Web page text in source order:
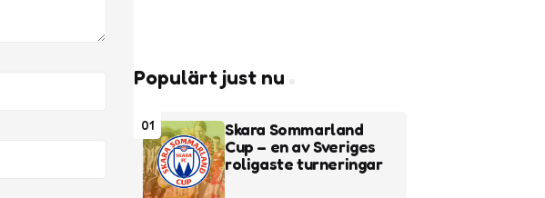
Populärt just nu
01
Skara Sommarland
Cup – en av Sveriges
roligaste turneringar